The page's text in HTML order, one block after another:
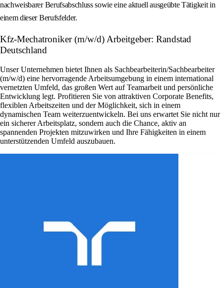
nachweisbarer Berufsabschluss sowie eine aktuell ausgeübte Tätigkeit in
einem dieser Berufsfelder.
Kfz-Mechatroniker (m/w/d) Arbeitgeber: Randstad
Deutschland
Unser Unternehmen bietet Ihnen als Sachbearbeiterin/Sachbearbeiter
(m/w/d) eine hervorragende Arbeitsumgebung in einem international
vernetzten Umfeld, das großen Wert auf Teamarbeit und persönliche
Entwicklung legt. Profitieren Sie von attraktiven Corporate Benefits,
flexiblen Arbeitszeiten und der Möglichkeit, sich in einem
dynamischen Team weiterzuentwickeln. Bei uns erwartet Sie nicht nur
ein sicherer Arbeitsplatz, sondern auch die Chance, aktiv an
spannenden Projekten mitzuwirken und Ihre Fähigkeiten in einem
unterstützenden Umfeld auszubauen.